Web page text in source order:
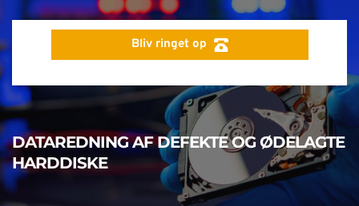
Bliv ringet op
DATAREDNING AF DEFEKTE OG ØDELAGTE
HARDDISKE